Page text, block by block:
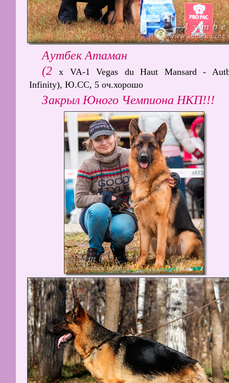
Аутбек Атаман
(2 x VA-1 Vegas du Haut Mansard -
Infinity), Ю.СС, 5 оч.хорошо
Закрыл Юного Чемпиона НКП!!!